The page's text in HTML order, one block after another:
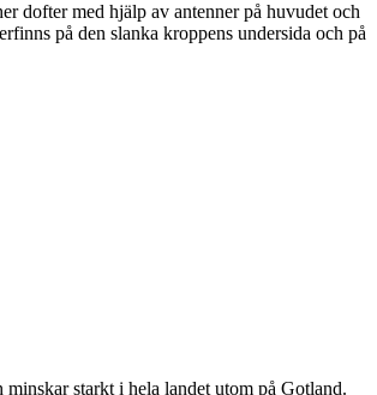
dofter med hjälp av antenner på huvudet och
på den slanka kroppens undersida och på
starkt i hela landet utom på Gotland.